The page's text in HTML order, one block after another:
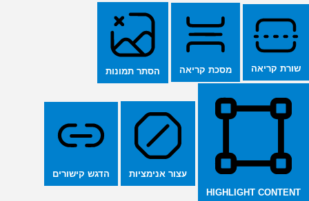
שורת קריאה מסכת קריאה הסתר תמונות
HIGHLIGHT CONTENT
עצור אנימציות הדגש קישורים